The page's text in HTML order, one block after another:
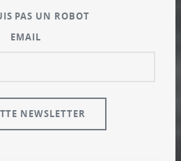
PAS UN ROBOT
EMAIL